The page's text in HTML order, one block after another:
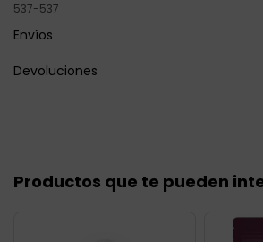
537-537
Envíos
Devoluciones
Productos que te pueden